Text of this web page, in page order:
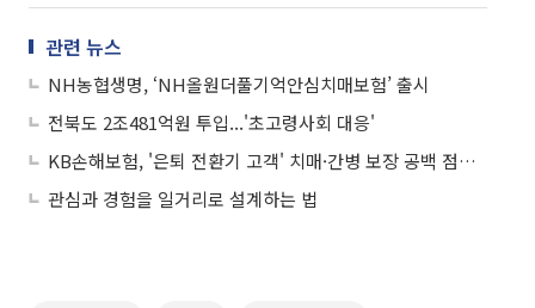
관련 뉴스
NH농협생명, ‘NH올원더풀기억안심치매보험’ 출시
전북도 2조481억원 투입...'초고령사회 대응'
KB손해보험, '은퇴 전환기 고객' 치매·간병 보장 공백 점검 나선다
관심과 경험을 일거리로 설계하는 법